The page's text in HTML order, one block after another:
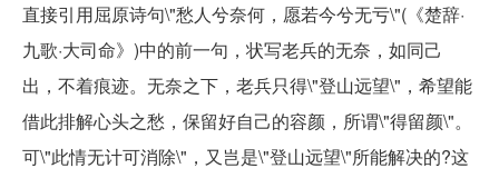
直接引用屈原诗句\"愁人兮奈何，愿若今兮无亏\"(《楚辞·
九歌·大司命》)中的前一句，状写老兵的无奈，如同己
出，不着痕迹。无奈之下，老兵只得\"登山远望\"，希望能
借此排解心头之愁，保留好自己的容颜，所谓\"得留颜\"。
可\"此情无计可消除\"，又岂是\"登山远望\"所能解决的?这